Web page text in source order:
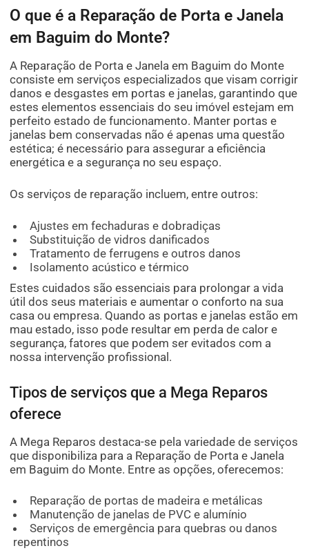
O que é a Reparação de Porta e Janela
em Baguim do Monte?
A Reparação de Porta e Janela em Baguim do Monte
consiste em serviços especializados que visam corrigir
danos e desgastes em portas e janelas, garantindo que
estes elementos essenciais do seu imóvel estejam em
perfeito estado de funcionamento. Manter portas e
janelas bem conservadas não é apenas uma questão
estética; é necessário para assegurar a eficiência
energética e a segurança no seu espaço.
Os serviços de reparação incluem, entre outros:
Ajustes em fechaduras e dobradiças
Substituição de vidros danificados
Tratamento de ferrugens e outros danos
Isolamento acústico e térmico
Estes cuidados são essenciais para prolongar a vida
útil dos seus materiais e aumentar o conforto na sua
casa ou empresa. Quando as portas e janelas estão em
mau estado, isso pode resultar em perda de calor e
segurança, fatores que podem ser evitados com a
nossa intervenção profissional.
Tipos de serviços que a Mega Reparos
oferece
A Mega Reparos destaca-se pela variedade de serviços
que disponibiliza para a Reparação de Porta e Janela
em Baguim do Monte. Entre as opções, oferecemos:
Reparação de portas de madeira e metálicas
Manutenção de janelas de PVC e alumínio
Serviços de emergência para quebras ou danos
repentinos